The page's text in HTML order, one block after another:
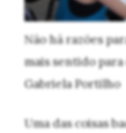
Não há razões
mais sentido
Gabriela Portilho
Uma das coisas